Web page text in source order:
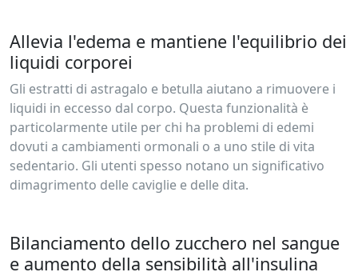
Allevia l'edema e mantiene l'equilibrio dei
liquidi corporei
Gli estratti di astragalo e betulla aiutano a rimuovere i
liquidi in eccesso dal corpo. Questa funzionalità è
particolarmente utile per chi ha problemi di edemi
dovuti a cambiamenti ormonali o a uno stile di vita
sedentario. Gli utenti spesso notano un significativo
dimagrimento delle caviglie e delle dita.
Bilanciamento dello zucchero nel sangue
e aumento della sensibilità all'insulina